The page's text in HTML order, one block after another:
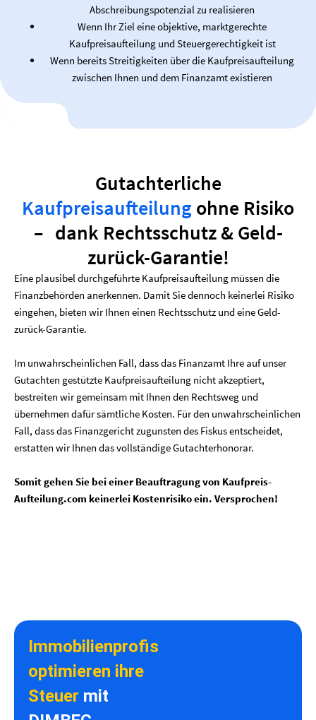
Abschreibungspotenzial zu realisieren
Wenn Ihr Ziel eine objektive, marktgerechte
Kaufpreisaufteilung und Steuergerechtigkeit ist
Wenn bereits Streitigkeiten über die Kaufpreisaufteilung
zwischen Ihnen und dem Finanzamt existieren
Gutachterliche
Kaufpreisaufteilung ohne Risiko
– dank Rechtsschutz & Geld-
zurück-Garantie!
Eine plausibel durchgeführte Kaufpreisaufteilung müssen die
Finanzbehörden anerkennen. Damit Sie dennoch keinerlei Risiko
eingehen, bieten wir Ihnen einen Rechtsschutz und eine Geld-
zurück-Garantie.
Im unwahrscheinlichen Fall, dass das Finanzamt Ihre auf unser
Gutachten gestützte Kaufpreisaufteilung nicht akzeptiert,
bestreiten wir gemeinsam mit Ihnen den Rechtsweg und
übernehmen dafür sämtliche Kosten. Für den unwahrscheinlichen
Fall, dass das Finanzgericht zugunsten des Fiskus entscheidet,
erstatten wir Ihnen das vollständige Gutachterhonorar.
Somit gehen Sie bei einer Beauftragung von Kaufpreis-
Aufteilung.com keinerlei Kostenrisiko ein. Versprochen!
Immobilienprofis
optimieren ihre
Steuer mit